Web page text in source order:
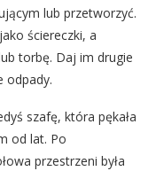
lub przetworzyć.
ściereczki, a
torbę. Daj im drugie
odpady.
szafę, która pękała
od lat. Po
przestrzeni była